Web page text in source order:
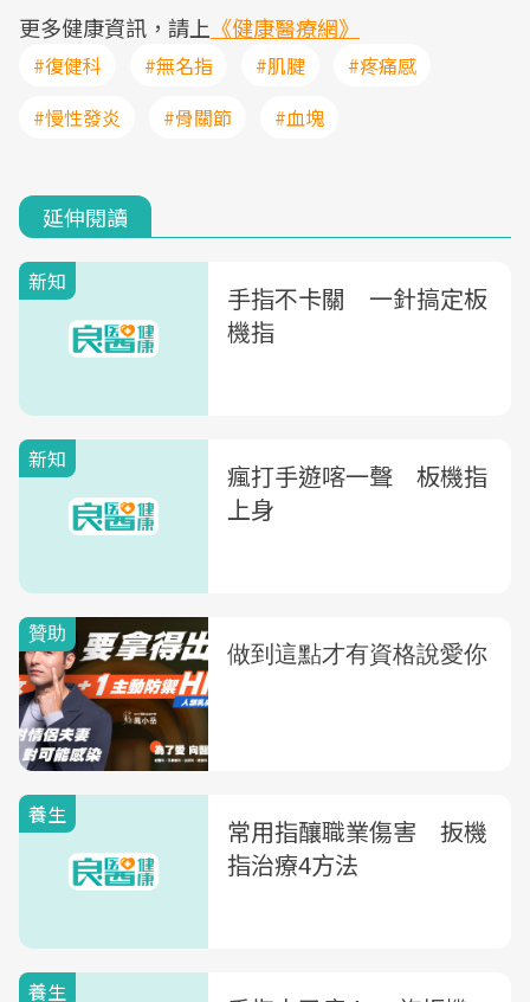
更多健康資訊，請上 《健康醫療網》
#復健科 #無名指 #肌腱
#疼痛感
#慢性發炎
#骨關節 #血塊
延伸閱讀
新知
手指不卡關 一針搞定板
機指
新知
瘋打手遊喀一聲 板機指
上身
養生
常用指釀職業傷害 扳機
指治療4方法
養生